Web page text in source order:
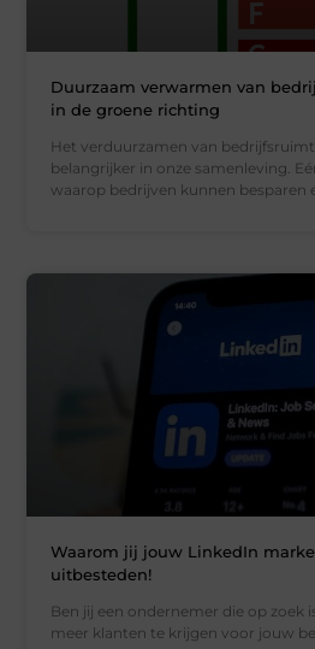
Duurzaam verwarmen van
in de groene richting
Het verduurzamen van
belangrijker in onze samenleving.
waarop bedrijven kunnen besparen
Waarom jij jouw LinkedIn
uitbesteden!
Ben jij een ondernemer die op zoek
meer klanten te krijgen voor jouw